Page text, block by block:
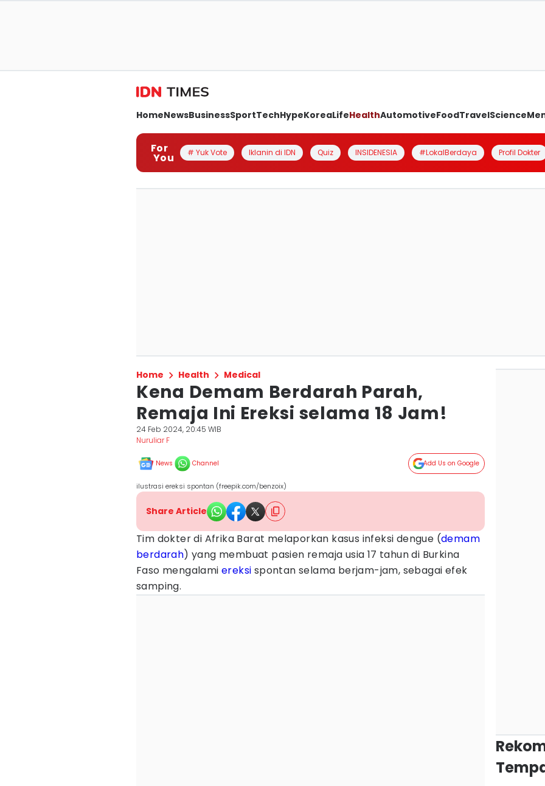
HomeNewsBusinessSportTechHypeKoreaLifeHealthAutomotiveFoodTravelScience
For
You # Yuk Vote Iklanin di IDN Quiz INSIDENESIA #LokalBerdaya Profil Dokter
Home Health Medical
Kena Demam Berdarah Parah,
Remaja Ini Ereksi selama 18 Jam!
24 Feb 2024, 20:45 WIB
Nuruliar F
News Channel Add Us on Google
ilustrasi ereksi spontan (freepik.com/benzoix)
Share Article
Tim dokter di Afrika Barat melaporkan kasus infeksi dengue (demam
berdarah) yang membuat pasien remaja usia 17 tahun di Burkina
Faso mengalami ereksi spontan selama berjam-jam, sebagai efek
samping.